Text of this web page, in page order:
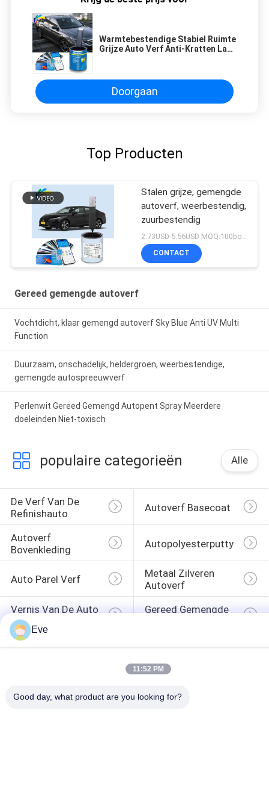
Warmtebestendige Stabiel Ruimte
Grijze Auto Verf Anti-Kratten Lak
Doorgaan
Top Producten
Stalen grijze, gemengde
autoverf, weerbestendig,
zuurbestendig
2.73USD-5.56USD MOQ:100boxen
CONTACT
Gereed gemengde autoverf
Vochtdicht, klaar gemengd autoverf Sky Blue Anti UV Multi
Function
Duurzaam, onschadelijk, heldergroen, weerbestendige,
gemengde autospreeuwverf
Perlenwit Gereed Gemengd Autopent Spray Meerdere
doeleinden Niet-toxisch
populaire categorieën Alle
De Verf Van De
Refinishauto
Autoverf Basecoat
Autoverf
Bovenkleding
Autopolyesterputty
Auto Parel Verf
Metaal Zilveren
Autoverf
Vernis Van De Auto
De Duidelijke Laag
Gereed Gemengde
Eve
11:52 PM
Good day, what product are you looking for?